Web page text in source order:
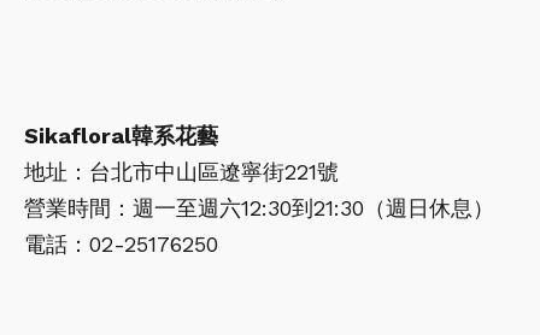
Sikafloral韓系花藝
地址：台北市中山區遼寧街221號
營業時間：週一至週六12:30到21:30（週日休息）
電話：02-25176250